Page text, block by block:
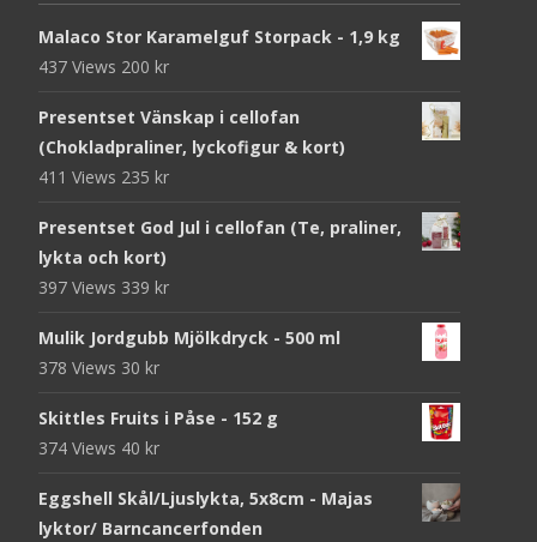
Malaco Stor Karamelguf Storpack - 1,9 kg
437 Views 200 kr
Presentset Vänskap i cellofan
(Chokladpraliner, lyckofigur & kort)
411 Views 235 kr
Presentset God Jul i cellofan (Te, praliner,
lykta och kort)
397 Views 339 kr
Mulik Jordgubb Mjölkdryck - 500 ml
378 Views 30 kr
Skittles Fruits i Påse - 152 g
374 Views 40 kr
Eggshell Skål/Ljuslykta, 5x8cm - Majas
lyktor/ Barncancerfonden